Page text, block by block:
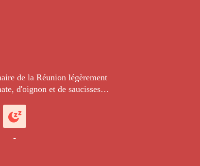
de la Réunion légèrement
d'oignon et de saucisses
et du paprika fumé.
-